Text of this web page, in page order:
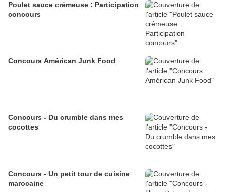
Poulet sauce crémeuse : Participation
concours
Concours Américan Junk Food
Concours - Du crumble dans mes
cocottes
Concours - Un petit tour de cuisine
marocaine